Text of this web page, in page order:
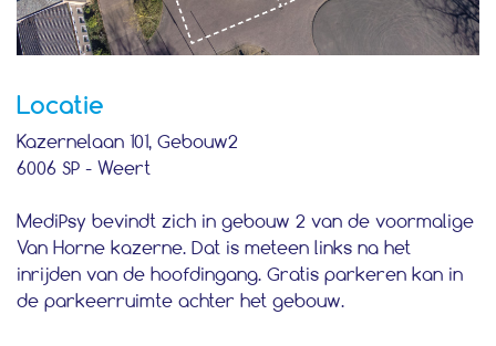
Locatie
Kazernelaan 101, Gebouw2
6006 SP - Weert
MediPsy bevindt zich in gebouw 2 van de voormalige
Van Horne kazerne. Dat is meteen links na het
inrijden van de hoofdingang. Gratis parkeren kan in
de parkeerruimte achter het gebouw.